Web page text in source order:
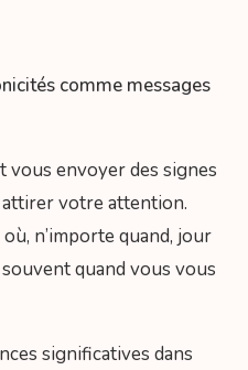
comme messages
envoyer des signes
votre attention.
n’importe quand, jour
quand vous vous
significatives dans